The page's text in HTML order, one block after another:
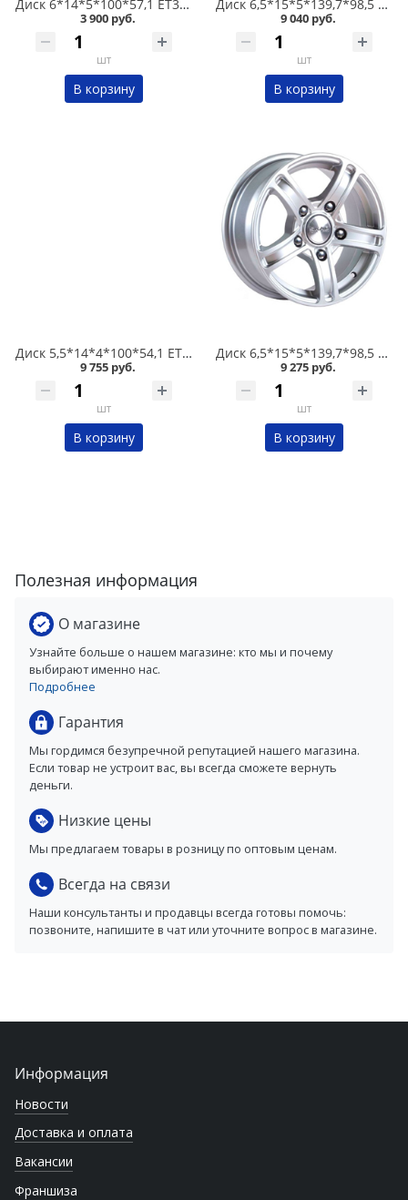
Диск 6*14*5*100*57,1 ET38 Alcasta M01 GMF в Кургане
3 900 руб.
шт
В корзину
Диск 6,5*15*5*139,7*98,5 ET40 Скад Тор Алмаз Бархат в Кургане
9 040 руб.
шт
В корзину
Диск 5,5*14*4*100*54,1 ET40 KDW KD1420 BFP в Кургане
9 755 руб.
шт
В корзину
Диск 6,5*15*5*139,7*98,5 ET40 Скад Трофи Селена в Кургане
9 275 руб.
шт
В корзину
Полезная информация
О магазине
Узнайте больше о нашем магазине: кто мы и почему
выбирают именно нас.
Подробнее
Гарантия
Мы гордимся безупречной репутацией нашего магазина.
Если товар не устроит вас, вы всегда сможете вернуть
деньги.
Низкие цены
Мы предлагаем товары в розницу по оптовым ценам.
Всегда на связи
Наши консультанты и продавцы всегда готовы помочь:
позвоните, напишите в чат или уточните вопрос в магазине.
Информация
Новости
Доставка и оплата
Вакансии
Франшиза